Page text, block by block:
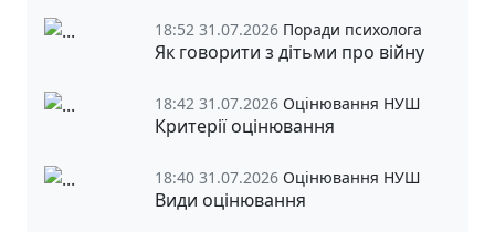
18:52 31.07.2026 Поради психолога
Як говорити з дітьми про війну
18:42 31.07.2026 Оцінювання НУШ
Критерії оцінювання
18:40 31.07.2026 Оцінювання НУШ
Види оцінювання